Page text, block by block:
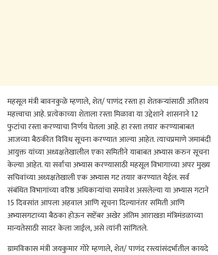
महसूल मंत्री बावनकुळे म्हणाले, शेत/ पाणंद रस्ता हा शेतकऱ्यांसाठी अतिशय
महत्त्वाचा आहे. प्रत्येकाच्या शेताला रस्ता मिळावा या उद्देशाने शासनाने 12
फुटांचा रस्ता करण्याचा निर्णय घेतला आहे. हा रस्ता तयार करण्याबाबत
आजच्या बैठकीत विविध सूचना करण्यात आल्या आहेत. त्याचप्रमाणे जमाबंदी
आयुक्त यांच्या अध्यक्षतेखालील एका समितीने याबाबत अभ्यास करुन सूचना
केल्या आहेत. या सर्वांचा अभ्यास करण्यासाठी महसूल विभागाच्या अपर मुख्य
सचिवांच्या अध्यक्षतेखाली एक अभ्यास गट तयार करण्यात येईल. सर्व
संबंधित विभागांच्या वरिष्ठ अधिकाऱ्यांचा समावेश असलेल्या या अभ्यास गटाने
15 दिवसांत आपला अहवाल आणि सूचना दिल्यानंतर समिती आणि
अभ्यासगटाच्या बैठका होऊन सप्टेंबर अखेर अंतिम आराखडा मंत्रिमंडळाच्या
मान्यतेसाठी सादर केला जाईल, असे त्यांनी सांगितले.
ग्रामविकास मंत्री जयकुमार गोरे म्हणाले, शेत/ पाणंद रस्त्यांसंदर्भातील कायदे